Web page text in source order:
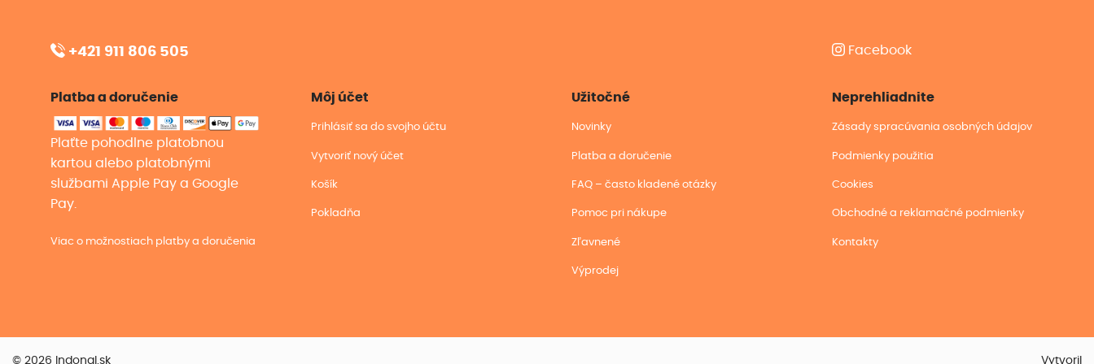
+421 911 806 505 Facebook
Platba a doručenie
Plaťte pohodlne platobnou
kartou alebo platobnými
službami Apple Pay a Google
Pay.
Viac o možnostiach platby a doručenia
Môj účet
Prihlásiť sa do svojho účtu
Vytvoriť nový účet
Košík
Pokladňa
Užitočné
Novinky
Platba a doručenie
FAQ – často kladené otázky
Pomoc pri nákupe
Zľavnené
Výprodej
Neprehliadnite
Zásady spracúvania osobných údajov
Podmienky použitia
Cookies
Obchodné a reklamačné podmienky
Kontakty
© 2026 Indonal.sk Vytvoril